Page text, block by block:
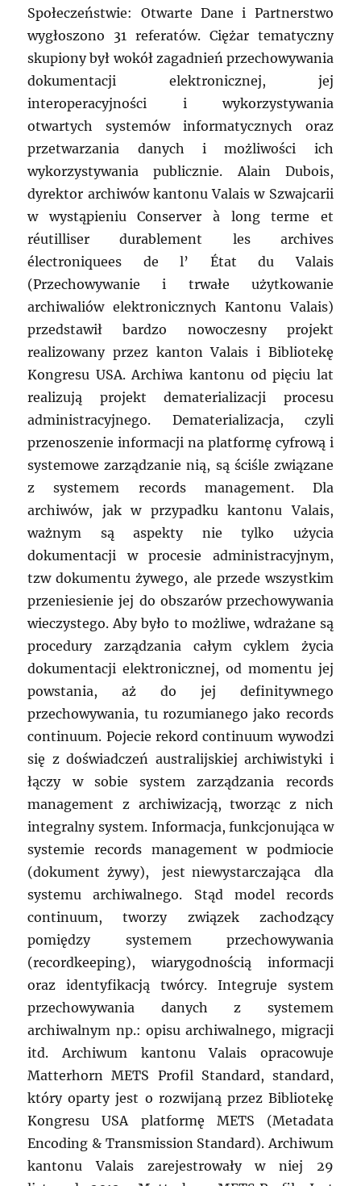
Społeczeństwie: Otwarte Dane i Partnerstwo
wygłoszono 31 referatów. Ciężar tematyczny
skupiony był wokół zagadnień przechowywania
dokumentacji elektronicznej, jej
interoperacyjności i wykorzystywania
otwartych systemów informatycznych oraz
przetwarzania danych i możliwości ich
wykorzystywania publicznie. Alain Dubois,
dyrektor archiwów kantonu Valais w Szwajcarii
w wystąpieniu Conserver à long terme et
réutilliser durablement les archives
électroniquees de l’ État du Valais
(Przechowywanie i trwałe użytkowanie
archiwaliów elektronicznych Kantonu Valais)
przedstawił bardzo nowoczesny projekt
realizowany przez kanton Valais i Bibliotekę
Kongresu USA. Archiwa kantonu od pięciu lat
realizują projekt dematerializacji procesu
administracyjnego. Dematerializacja, czyli
przenoszenie informacji na platformę cyfrową i
systemowe zarządzanie nią, są ściśle związane
z systemem records management. Dla
archiwów, jak w przypadku kantonu Valais,
ważnym są aspekty nie tylko użycia
dokumentacji w procesie administracyjnym,
tzw dokumentu żywego, ale przede wszystkim
przeniesienie jej do obszarów przechowywania
wieczystego. Aby było to możliwe, wdrażane są
procedury zarządzania całym cyklem życia
dokumentacji elektronicznej, od momentu jej
powstania, aż do jej definitywnego
przechowywania, tu rozumianego jako records
continuum. Pojecie rekord continuum wywodzi
się z doświadczeń australijskiej archiwistyki i
łączy w sobie system zarządzania records
management z archiwizacją, tworząc z nich
integralny system. Informacja, funkcjonująca w
systemie records management w podmiocie
(dokument żywy), jest niewystarczająca dla
systemu archiwalnego. Stąd model records
continuum, tworzy związek zachodzący
pomiędzy systemem przechowywania
(recordkeeping), wiarygodnością informacji
oraz identyfikacją twórcy. Integruje system
przechowywania danych z systemem
archiwalnym np.: opisu archiwalnego, migracji
itd. Archiwum kantonu Valais opracowuje
Matterhorn METS Profil Standard, standard,
który oparty jest o rozwijaną przez Bibliotekę
Kongresu USA platformę METS (Metadata
Encoding & Transmission Standard). Archiwum
kantonu Valais zarejestrowały w niej 29